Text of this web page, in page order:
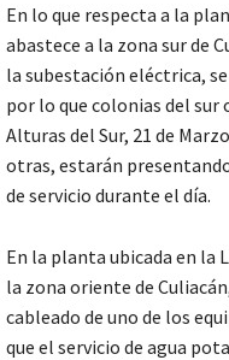
En lo que respecta a la
abastece a la zona sur de
la subestación eléctrica,
por lo que colonias del
Alturas del Sur, 21 de
otras, estarán
de servicio durante el día.
En la planta ubicada en la
la zona oriente de
cableado de uno de los
que el servicio de agua